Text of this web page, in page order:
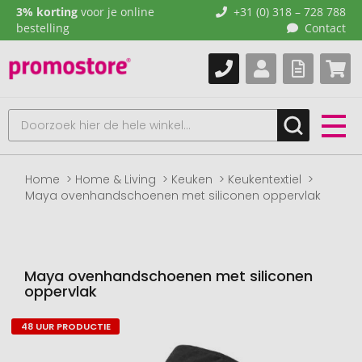
3% korting voor je online
bestelling
+31 (0) 318 – 728 788
Contact
Home Home & Living Keuken
Keukentextiel
Maya ovenhandschoenen met siliconen oppervlak
Maya ovenhandschoenen met siliconen
oppervlak
Naar
48 UUR PRODUCTIE